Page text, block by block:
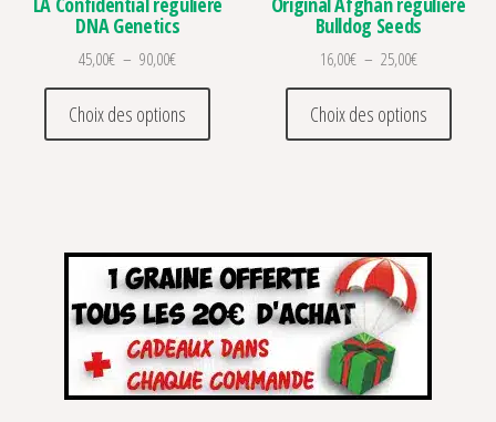
DNA Genetics
45,00€ – 90,00€Plage de prix : 45,00€ à 90,00€
Choix des options
Ce produit a plusieurs variations. Les
Bulldog Seeds
16,00€ – 25,00€Plage de prix
Choix des options
Ce